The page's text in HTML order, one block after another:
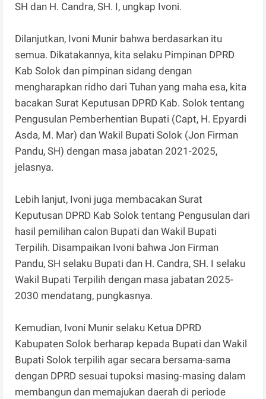
SH dan H. Candra, SH. I, ungkap Ivoni.
Dilanjutkan, Ivoni Munir bahwa berdasarkan itu
semua. Dikatakannya, kita selaku Pimpinan DPRD
Kab Solok dan pimpinan sidang dengan
mengharapkan ridho dari Tuhan yang maha esa, kita
bacakan Surat Keputusan DPRD Kab. Solok tentang
Pengusulan Pemberhentian Bupati (Capt, H. Epyardi
Asda, M. Mar) dan Wakil Bupati Solok (Jon Firman
Pandu, SH) dengan masa jabatan 2021-2025,
jelasnya.
Lebih lanjut, Ivoni juga membacakan Surat
Keputusan DPRD Kab Solok tentang Pengusulan dari
hasil pemilihan calon Bupati dan Wakil Bupati
Terpilih. Disampaikan Ivoni bahwa Jon Firman
Pandu, SH selaku Bupati dan H. Candra, SH. I selaku
Wakil Bupati Terpilih dengan masa jabatan 2025-
2030 mendatang, pungkasnya.
Kemudian, Ivoni Munir selaku Ketua DPRD
Kabupaten Solok berharap kepada Bupati dan Wakil
Bupati Solok terpilih agar secara bersama-sama
dengan DPRD sesuai tupoksi masing-masing dalam
membangun dan memajukan daerah di periode